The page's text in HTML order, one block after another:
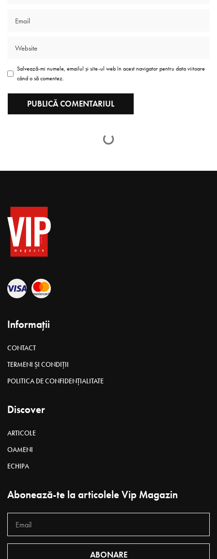
Salvează-mi numele, emailul și site-ul web în acest navigator pentru data viitoare
când o să comentez.
VIP Magazin Redactia
fâlfâie pe el de când îl chinuieşte diabetul, un pantalon cream şi
un blug albastru. Aristocratice alegeri, mi-am zis. Pe la patru
veniţi, puiuţu?” „Da, Maestre, vom fi într-o oră, aşa cum am
serviciu din porţelan cu floricele albastre, a aranjat două farfurii
cu pepene galben şi roşu şi ne-am pus pe treabă. În pauze,
cu Mihai Eminescu, însă, de nişte ani încoace, mulţi, are un
sechestru pe ea, aşa că artistul şi familia lui s-ar putea pomeni
justiţia pare neputincioasă în faţa unei gafe birocratice
Text: Rodica Ciorănică • Foto: Victor Pictor; Paula Gleich